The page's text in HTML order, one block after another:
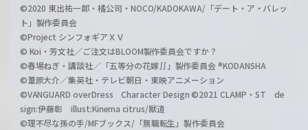
©2020 東出祐一郎・橘公司・NOCO/KADOKAWA/「デート・ア・バレッ
ト」製作委員会
©Project シンフォギアＸＶ
© Koi・芳文社／ご注文はBLOOM製作委員会ですか？
©春場ねぎ・講談社／「五等分の花嫁∬」製作委員会 ®KODANSHA
©葦原大介／集英社・テレビ朝日・東映アニメーション
©VANGUARD overDress Character Design ©2021 CLAMP・ST de
sign:伊藤彰 illust:Kinema citrus/獣道
©理不尽な孫の手/MFブックス/「無職転生」製作委員会